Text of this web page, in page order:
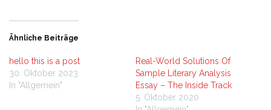
Ähnliche Beiträge
hello this is a post
30. Oktober 2023
In "Allgemein"
Real-World Solutions Of
Sample Literary Analysis
Essay – The Inside Track
5. Oktober 2020